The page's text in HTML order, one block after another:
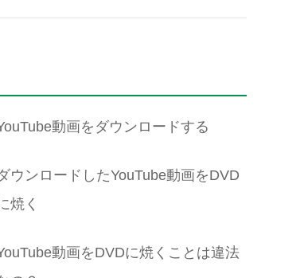
動画をダウンロードする
ウンロードしたYouTube動画をDVD
焼く
動画をDVDに焼くことは違法